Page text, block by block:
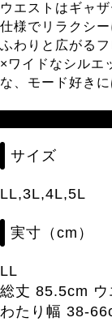
ウエストはギャ
仕様でリラクシ
ふわりと広がる
×ワイドなシルエ
な、モード好きに
サイズ
LL,3L,4L,5L
実寸（cm）
LL
総丈 85.5cm
わたり幅 38-